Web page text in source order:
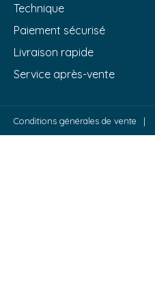
Technique
Paiement sécurisé
Livraison rapide
Service après-vente
Conditions générales de vente